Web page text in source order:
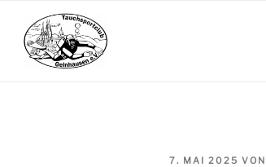
Inhalt
springen
7. MAI 2025 VON